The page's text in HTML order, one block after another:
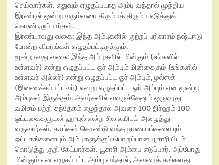
செய்வார்கள். எதுவும் எழுதப்படாத அம்பு வந்தால் முந்திய
இரண்டில் ஒன்று வரும்வரை திரும்பத் திரும்ப எடுத்துக்
கொண்டிருப்பார்கள்.
இரண்டாவது வகை: இந்த அம்புகளில் குற்றப் பரிகாரம் நஷ்டஈடு
போன்ற விபரங்கள் எழுதப்பட்டிருக்கும்.
மூன்றாவது வகை: இந்த அம்புகளில் மின்கும் (உங்களில்
உள்ளவர்) என்று எழுதப்பட்ட ஓர் அம்பும் மின்கைகும் (உங்களில்
உள்ளவர் அல்லர்) என்று எழுதப்பட்ட ஓர் அம்பும்,முல்ஸக்
(இணைக்கப்பட்டவர்) என்று எழுதப்பட்ட ஓர் அம்பும் என மூன்று
அம்புகள் இருக்கும். அவர்களில் எவருக்கேனும் ஒருவரது
வமிசம் பற்றி சந்தேகம் எழுந்தால் அவரை 100 திர்ஹம் 100
ஒட்டகைகளுடன் ஹுபுல் என்ற சிலையிடம் அழைத்து
வருவார்கள். தாங்கள் கொண்டு வந்த நாணயங்களையும்
ஒட்டகங்களையும் அம்புகளுக்குப் பொறுப்பான பூசாரியிடம்
கொடுத்து குறி கேட்பார்கள். பூசாரி அம்பை எடுப்பார். அப்போது
மின்கும் என எழுதப்பட்ட அம்பு வந்தால், அவரைத் தங்களது